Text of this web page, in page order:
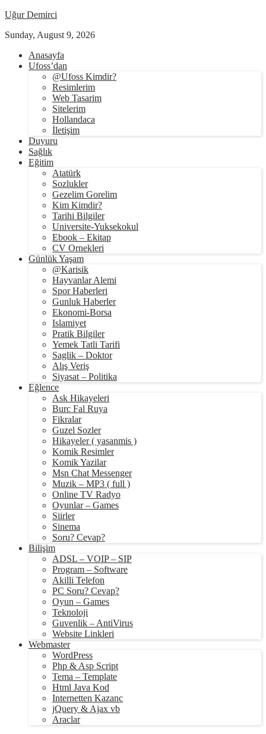
Uğur Demirci
Sunday, August 9, 2026
Anasayfa
Ufoss’dan
@Ufoss Kimdir?
Resimlerim
Web Tasarim
Sitelerim
Hollandaca
İletişim
Duyuru
Sağlık
Eğitim
Atatürk
Sozlukler
Gezelim Gorelim
Kim Kimdir?
Tarihi Bilgiler
Universite-Yuksekokul
Ebook – Ekitap
CV Ornekleri
Günlük Yaşam
@Karisik
Hayvanlar Alemi
Spor Haberleri
Gunluk Haberler
Ekonomi-Borsa
Islamiyet
Pratik Bilgiler
Yemek Tatli Tarifi
Saglik – Doktor
Alış Veriş
Siyasat – Politika
Eğlence
Ask Hikayeleri
Burc Fal Ruya
Fikralar
Guzel Sozler
Hikayeler ( yasanmis )
Komik Resimler
Komik Yazilar
Msn Chat Messenger
Muzik – MP3 ( full )
Online TV Radyo
Oyunlar – Games
Siirler
Sinema
Soru? Cevap?
Bilişim
ADSL – VOIP – SIP
Program – Software
Akilli Telefon
PC Soru? Cevap?
Oyun – Games
Teknoloji
Guvenlik – AntiVirus
Website Linkleri
Webmaster
WordPress
Php & Asp Script
Tema – Template
Html Java Kod
Internetten Kazanc
jQuery & Ajax vb
Araclar